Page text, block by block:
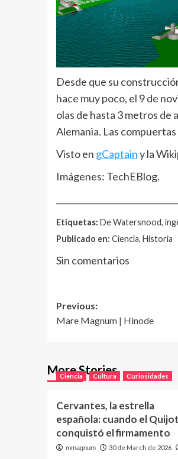
Desde que su
hace muy poco, el 9 de
olas de hasta 3 metros
Alemania. Las
Visto en gCaptainy la
Imágenes: TechEBlog.
Etiquetas: De Watersnood,
Publicado en: Ciencia, Historia
Sin comentarios
Post
navigation
Previous:
Mare Magnum | Hinode
More Stories
Ciencia Cultura Curiosidades
Cervantes, la estrella
española: cuando el
conquistó el firmamento
mmagnum 30 de March de 2026